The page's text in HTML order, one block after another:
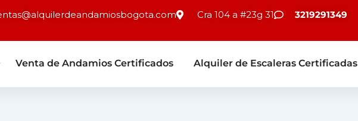
Cra 104 a #23g 31 3219291349
Venta de Andamios Certificados Alquiler de Escaleras Certificadas